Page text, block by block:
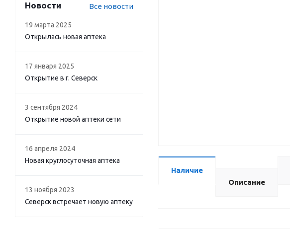
Наличие
Описание
Новости Все новости
19 марта 2025
Открылась новая аптека
17 января 2025
Открытие в г. Северск
3 сентября 2024
Открытие новой аптеки сети
16 апреля 2024
Новая круглосуточная аптека
13 ноября 2023
Северск встречает новую аптеку